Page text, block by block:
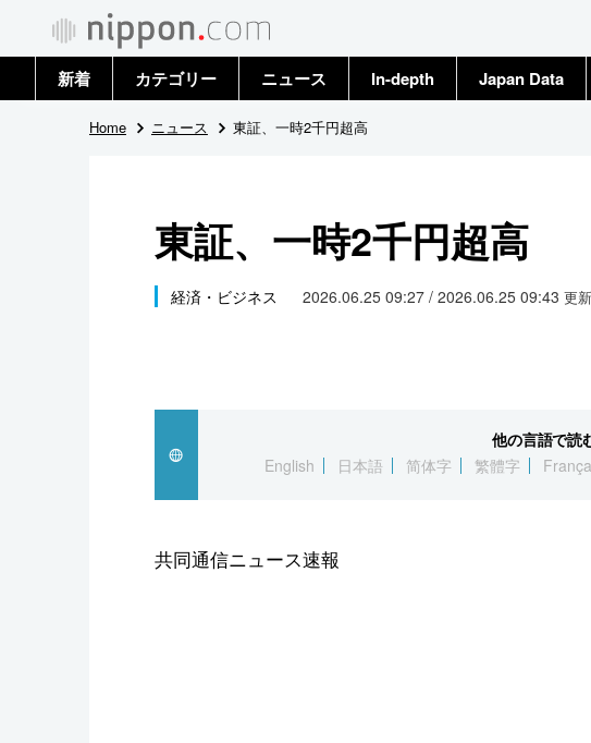
新着 カテゴリー
政治・外交
国際
科学・技術
暮らし
ニュース
トップ
In-depth Japan Data
Home ニュース 東証、一時2千円超高
東証、一時2千円超高
経済・ビジネス 2026.06.25 09:27 / 2026.06.25 09:43 更新
他の言語で読
English
日本語 简体字 繁體字
共同通信ニュース速報